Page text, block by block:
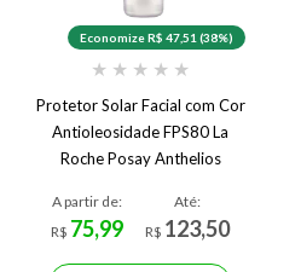
Economize R$ 47,51 (38%)
★ ★ ★ ★ ★
Protetor Solar Facial com Cor
Antioleosidade FPS80 La
Roche Posay Anthelios
A partir de:
R$ 75,99
Até:
R$ 123,50